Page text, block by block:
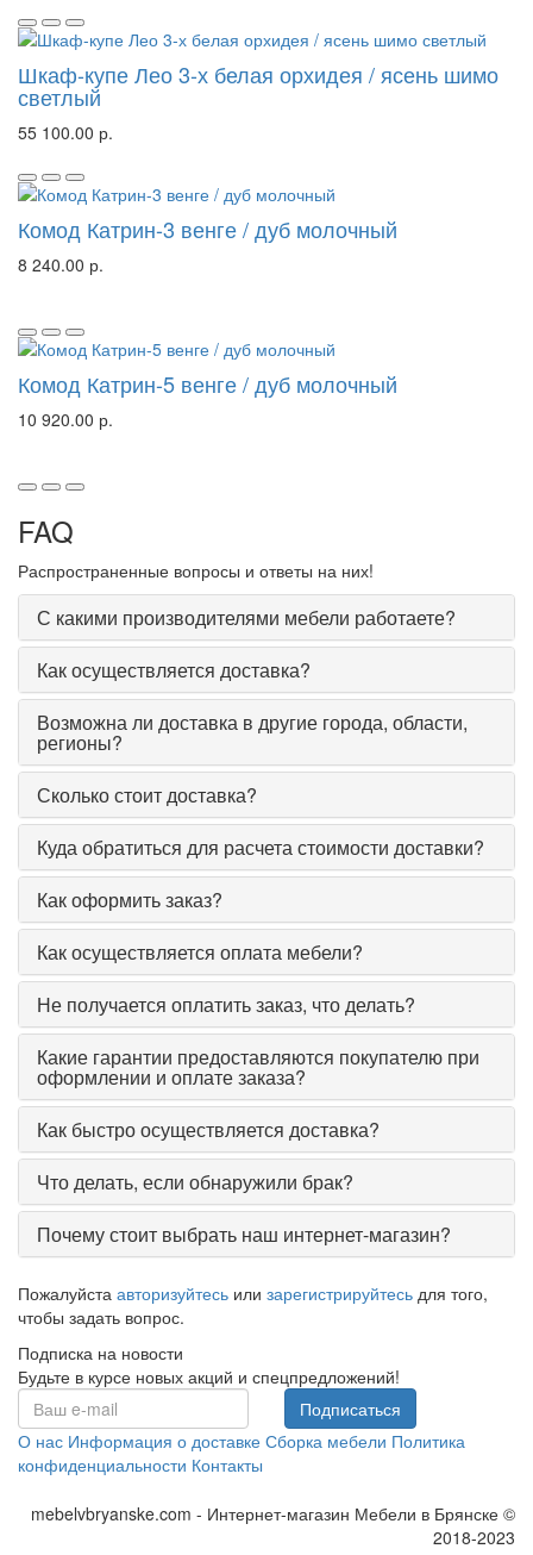
Шкаф-купе Лео 3-х белая орхидея / ясень шимо
светлый
55 100.00 р.
Комод Катрин-3 венге / дуб молочный
8 240.00 р.
Комод Катрин-5 венге / дуб молочный
10 920.00 р.
FAQ
Распространенные вопросы и ответы на них!
С какими производителями мебели работаете?
Как осуществляется доставка?
Возможна ли доставка в другие города, области,
регионы?
Сколько стоит доставка?
Куда обратиться для расчета стоимости доставки?
Как оформить заказ?
Как осуществляется оплата мебели?
Не получается оплатить заказ, что делать?
Какие гарантии предоставляются покупателю при
оформлении и оплате заказа?
Как быстро осуществляется доставка?
Что делать, если обнаружили брак?
Почему стоит выбрать наш интернет-магазин?
Пожалуйста авторизуйтесь или зарегистрируйтесь для того,
чтобы задать вопрос.
Подписка на новости
Будьте в курсе новых акций и спецпредложений!
Подписаться
О нас Информация о доставке Сборка мебели Политика
конфиденциальности Контакты
mebelvbryanske.com - Интернет-магазин Мебели в Брянске ©
2018-2023